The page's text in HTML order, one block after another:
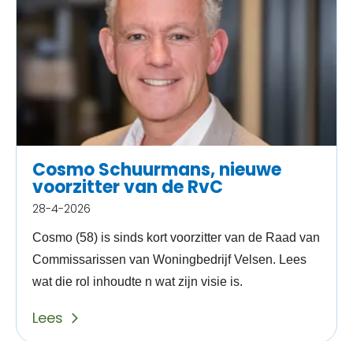
Cosmo Schuurmans, nieuwe
voorzitter van de RvC
28-4-2026
Cosmo (58) is sinds kort voorzitter van de Raad van
Commissarissen van Woningbedrijf Velsen. Lees
wat die rol inhoudte n wat zijn visie is.
Lees